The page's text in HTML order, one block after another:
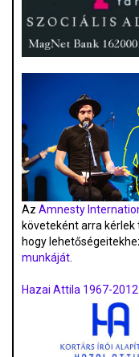
Az Amnesty
követeként arra kérlek
hogy
munkáját
Hazai Attila 1967-2012